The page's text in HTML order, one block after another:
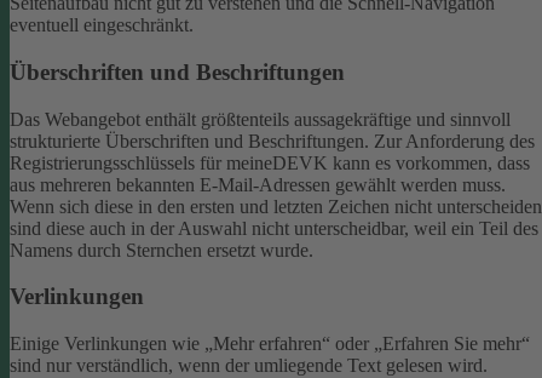
eventuell eingeschränkt.
Überschriften und Beschriftungen
Das Webangebot enthält größtenteils aussagekräftige und sinnvoll
strukturierte Überschriften und Beschriftungen. Zur Anforderung des
Registrierungsschlüssels für meineDEVK kann es vorkommen, dass
aus mehreren bekannten E-Mail-Adressen gewählt werden muss.
Wenn sich diese in den ersten und letzten Zeichen nicht
sind diese auch in der Auswahl nicht unterscheidbar, weil ein Teil des
Namens durch Sternchen ersetzt wurde.
Verlinkungen
Einige Verlinkungen wie „Mehr erfahren“ oder „Erfahren Sie mehr“
sind nur verständlich, wenn der umliegende Text gelesen wird.